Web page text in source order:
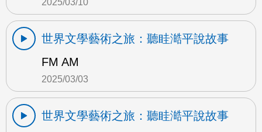
2025/03/10
世界文學藝術之旅：聽眭澔平說故事
FM AM
2025/03/03
世界文學藝術之旅：聽眭澔平說故事